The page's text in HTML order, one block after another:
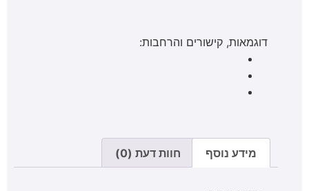
דוגמאות, קישורים והרחבות:
מידע נוסף חוות דעת (0)